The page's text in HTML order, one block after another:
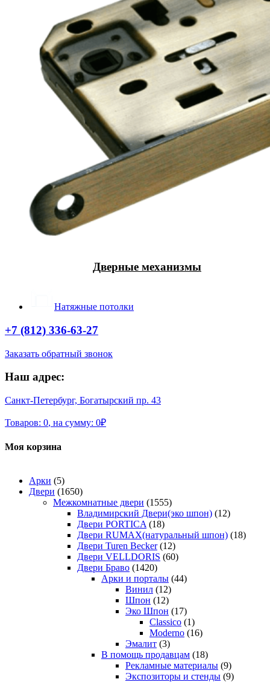
Дверные механизмы
Натяжные потолки
+7 (812) 336-63-27
Заказать обратный звонок
Наш адрес:
Санкт-Петербург, Богатырский пр. 43
Товаров: 0, на сумму: 0₽
Моя корзина
Арки (5)
Двери (1650)
Межкомнатные двери (1555)
Владимирский Двери(эко шпон) (12)
Двери PORTICA (18)
Двери RUMAX(натуральный шпон) (18)
Двери Turen Becker (12)
Двери VELLDORIS (60)
Двери Браво (1420)
Арки и порталы (44)
Винил (12)
Шпон (12)
Эко Шпон (17)
Classico (1)
Moderno (16)
Эмалит (3)
В помощь продавцам (18)
Рекламные материалы (9)
Экспозиторы и стенды (9)